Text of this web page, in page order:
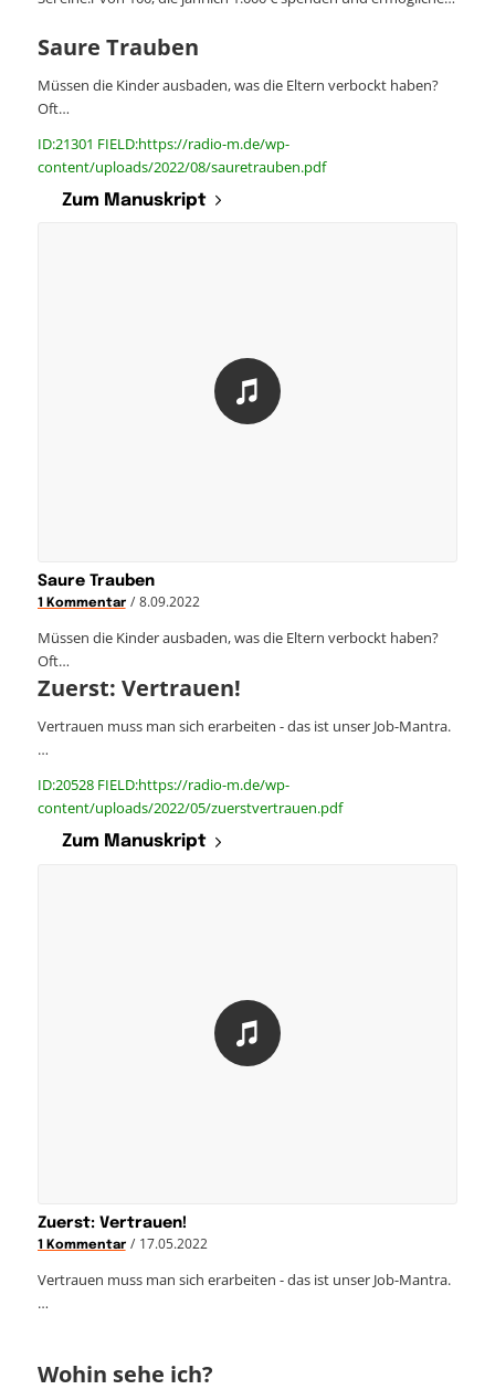
Saure Trauben
Müssen die Kinder ausbaden, was die Eltern verbockt haben?
Oft…
ID:21301 FIELD:https://radio-m.de/wp-
content/uploads/2022/08/sauretrauben.pdf
Zum Manuskript
Saure Trauben
1 Kommentar / 8.09.2022
Müssen die Kinder ausbaden, was die Eltern verbockt haben?
Oft…
Zuerst: Vertrauen!
Vertrauen muss man sich erarbeiten - das ist unser Job-Mantra.
…
ID:20528 FIELD:https://radio-m.de/wp-
content/uploads/2022/05/zuerstvertrauen.pdf
Zum Manuskript
Zuerst: Vertrauen!
1 Kommentar / 17.05.2022
Vertrauen muss man sich erarbeiten - das ist unser Job-Mantra.
…
Wohin sehe ich?